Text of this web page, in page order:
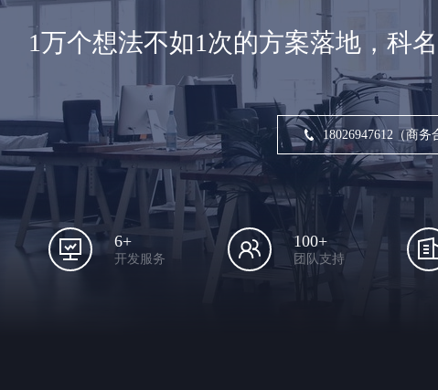
1万个想法不如1次的方案落地，科
18026947612（商务
6+
开发服务
100+
团队支持